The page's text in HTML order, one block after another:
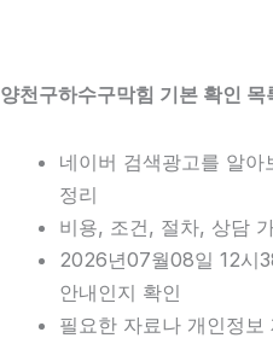
양천구하수구막힘 기본 확인
네이버 검색광고를 알아
정리
비용, 조건, 절차, 상담
2026년07월08일 12시
안내인지 확인
필요한 자료나 개인정보